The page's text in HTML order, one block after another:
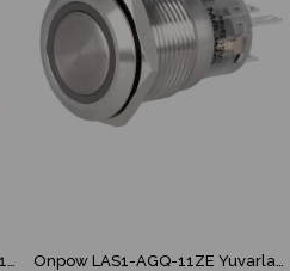
Onpow LAS1-GQ-11E Yuvarlak 19mm Halka Ledli Yaylı Metal Buton
Onpow LAS1-AGQ-11ZE Yuvarlak 19mm Ledli Kalıcılı Metal Buton